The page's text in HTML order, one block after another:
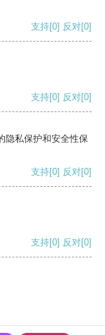
支持[0] 反对[0]
支持[0] 反对[0]
隐私保护和安全性保
支持[0] 反对[0]
支持[0] 反对[0]